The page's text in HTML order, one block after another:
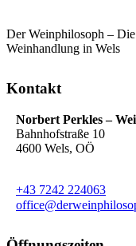
Der Weinphilosoph –
Weinhandlung in Wels
Kontakt
Norbert Perkles –
Bahnhofstraße 10
4600 Wels, OÖ
+43 7242 224063